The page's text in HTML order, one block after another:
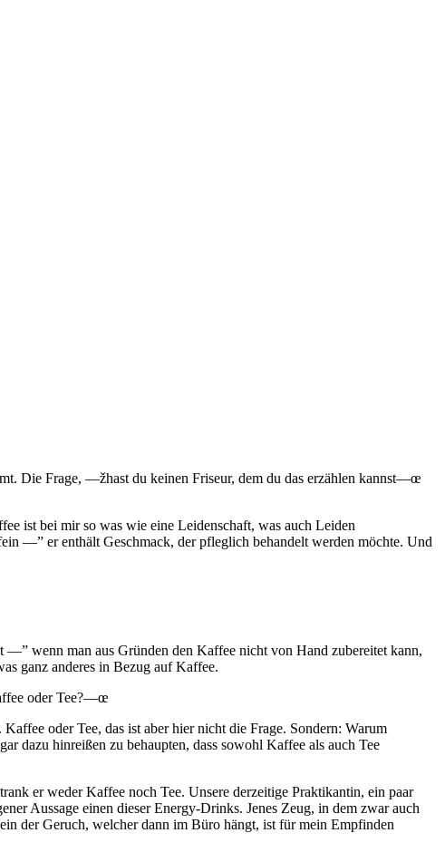
Die Frage, —žhast du keinen Friseur, dem du das erzählen kannst—œ
ist bei mir so was wie eine Leidenschaft, was auch Leiden
—” er enthält Geschmack, der pfleglich behandelt werden möchte. Und
—” wenn man aus Gründen den Kaffee nicht von Hand zubereitet kann,
ganz anderes in Bezug auf Kaffee.
oder Tee?—œ
oder Tee, das ist aber hier nicht die Frage. Sondern: Warum
dazu hinreißen zu behaupten, dass sowohl Kaffee als auch Tee
er weder Kaffee noch Tee. Unsere derzeitige Praktikantin, ein paar
Aussage einen dieser Energy-Drinks. Jenes Zeug, in dem zwar auch
der Geruch, welcher dann im Büro hängt, ist für mein Empfinden